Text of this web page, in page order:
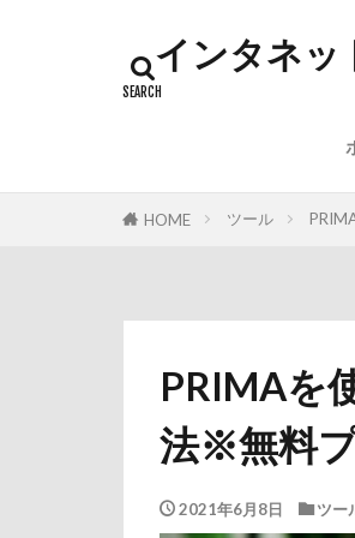
インタネッ
HOME ツール
PRIMAを
法※無料
2021年6月8日 ツー